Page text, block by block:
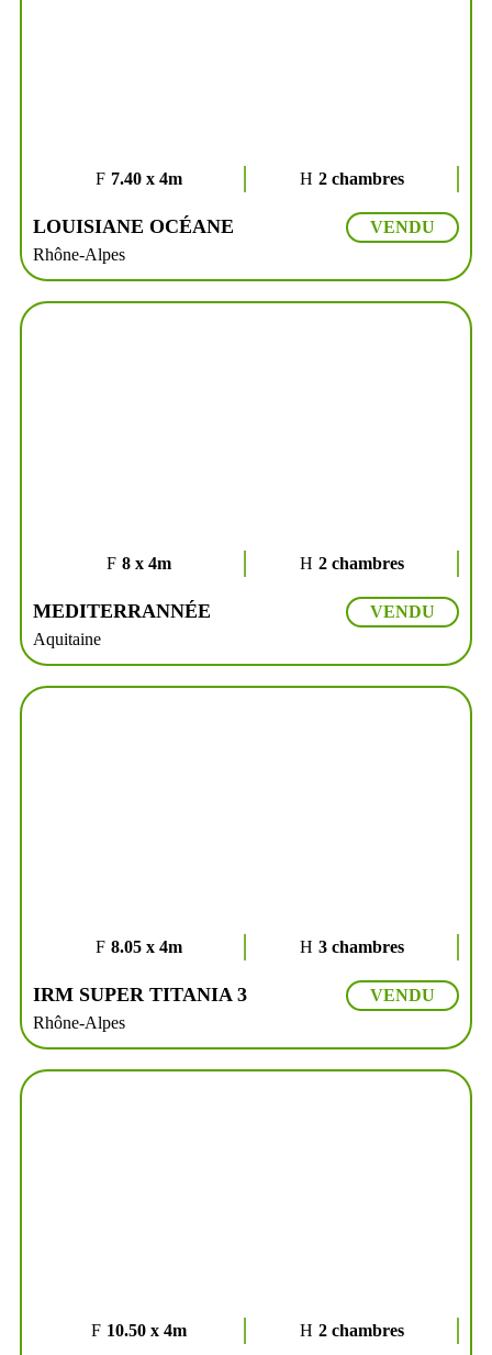
7.40 x 4m 2 chambres
LOUISIANE OCÉANE
Rhône-Alpes
VENDU
8 x 4m 2 chambres
MEDITERRANNÉE
Aquitaine
VENDU
8.05 x 4m 3 chambres
IRM SUPER TITANIA 3
Rhône-Alpes
VENDU
10.50 x 4m 2 chambres